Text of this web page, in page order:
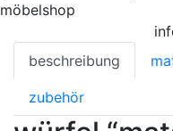
möbelshop
beschreibung
zubehör